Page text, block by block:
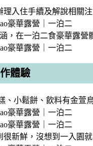
入住手續及解說相關
，在一泊二食豪華露
體驗
、小鬆餅、飲料有金萱
新鮮，沒想到一入園